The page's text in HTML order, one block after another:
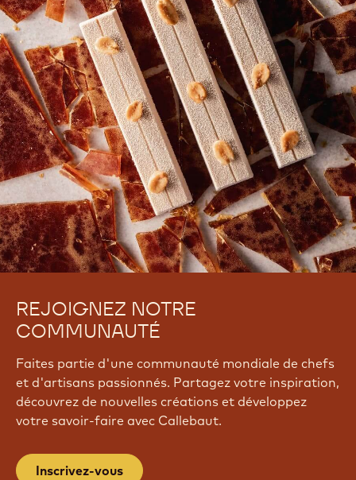
REJOIGNEZ NOTRE
COMMUNAUTÉ
Faites partie d'une communauté mondiale de chefs
et d'artisans passionnés. Partagez votre inspiration,
découvrez de nouvelles créations et développez
votre savoir-faire avec Callebaut.
Inscrivez-vous